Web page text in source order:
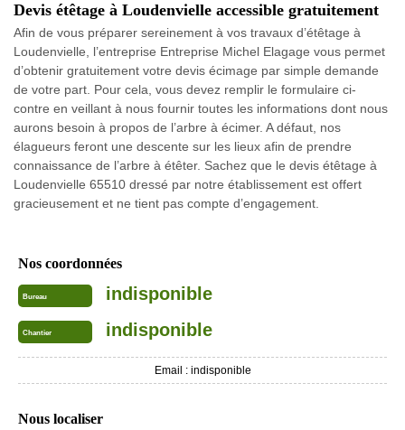
Devis étêtage à Loudenvielle accessible gratuitement
Afin de vous préparer sereinement à vos travaux d’étêtage à
Loudenvielle, l’entreprise Entreprise Michel Elagage vous permet
d’obtenir gratuitement votre devis écimage par simple demande
de votre part. Pour cela, vous devez remplir le formulaire ci-
contre en veillant à nous fournir toutes les informations dont nous
aurons besoin à propos de l’arbre à écimer. A défaut, nos
élagueurs feront une descente sur les lieux afin de prendre
connaissance de l’arbre à étêter. Sachez que le devis étêtage à
Loudenvielle 65510 dressé par notre établissement est offert
gracieusement et ne tient pas compte d’engagement.
Nos coordonnées
Bureau indisponible
Chantier indisponible
Email : indisponible
Nous localiser